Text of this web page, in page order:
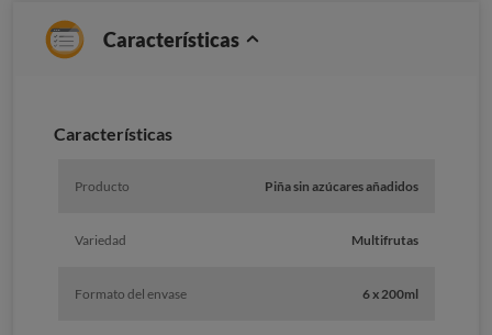
Características
Características
Producto Piña sin azúcares añadidos
Variedad Multifrutas
Formato del envase 6 x 200ml